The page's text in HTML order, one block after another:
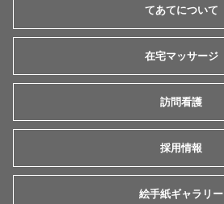
てあてについて
在宅マッサージ
訪問看護
採用情報
絵手紙ギャラリー